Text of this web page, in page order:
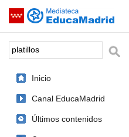
Saltar navegación
Palabra o frase:
Inicio
Canal EducaMadrid
Últimos contenidos